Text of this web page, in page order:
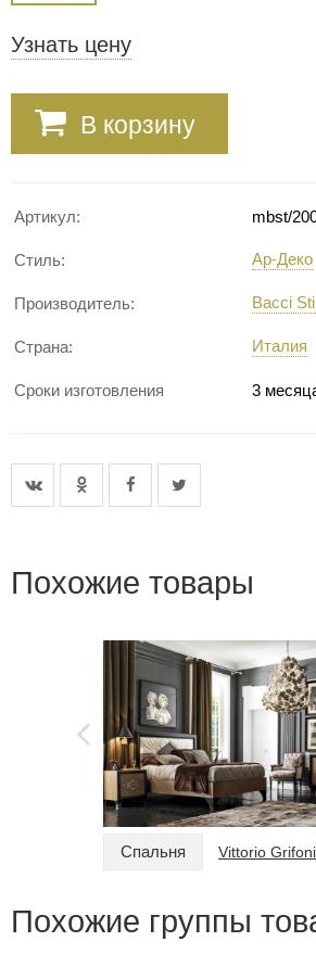
Узнать цену
В корзину
Артикул: mbst/
Стиль: Ар-Деко
Производитель: Bacci
Страна: Италия
Сроки изготовления 3
Похожие товары
Спальня Vittorio Grifoni
Похожие группы